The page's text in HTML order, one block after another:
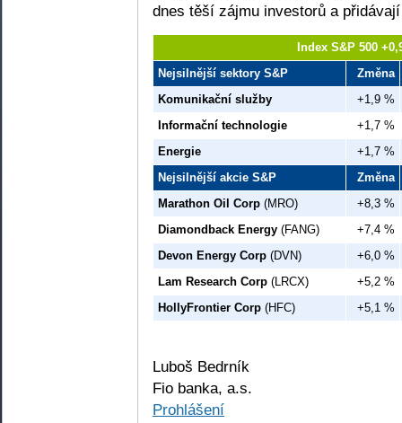
dnes těší zájmu investorů a
Index S&P 500
Nejsilnější sektory S&P
Změna
Komunikační služby
+1,9 %
Informační technologie
+1,7 %
Energie
+1,7 %
Nejsilnější akcie S&P
Změna
Marathon Oil Corp (MRO)
+8,3 %
Diamondback Energy (FANG)
+7,4 %
Devon Energy Corp (DVN)
+6,0 %
Lam Research Corp (LRCX)
+5,2 %
HollyFrontier Corp (HFC) +5,1 %
Luboš Bedrník
Fio banka, a.s.
Prohlášení